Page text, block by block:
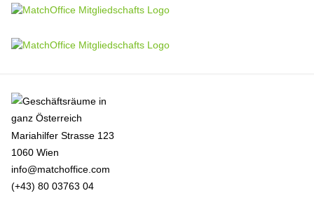
Mariahilfer Strasse 123
1060 Wien
info@matchoffice.com
(+43) 80 03763 04